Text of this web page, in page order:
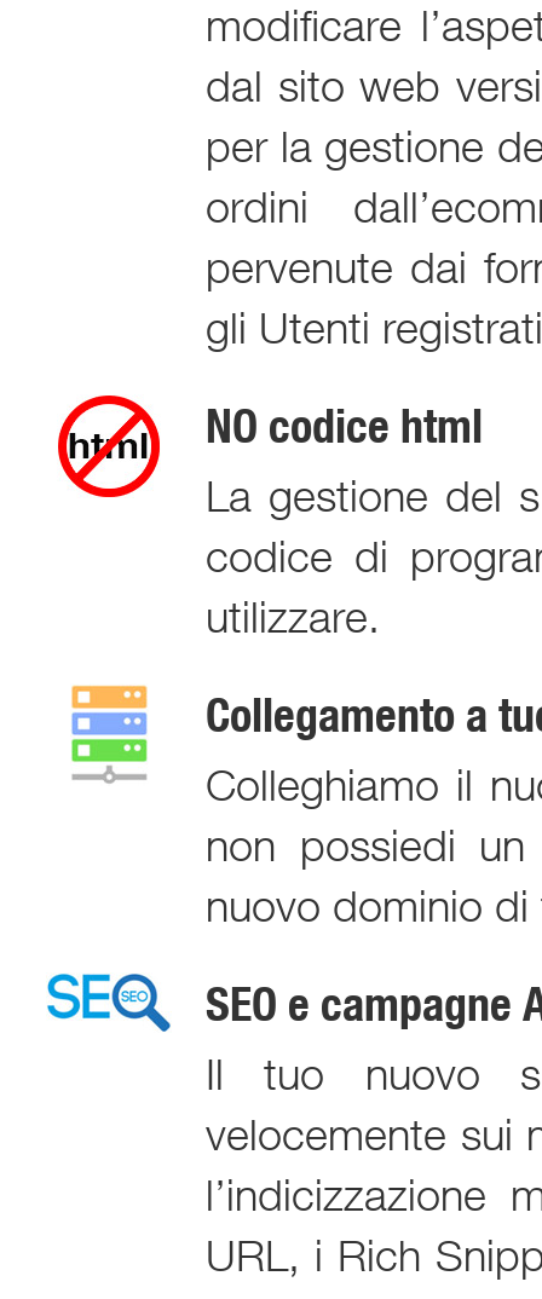
modificare
dal sito web
per la gestione
ordini
pervenute dai
gli Utenti
NO codice html
La gestione del
codice di
utilizzare.
Collegamento a
Colleghiamo il
non possiedi
nuovo dominio
SEO e campagne
Il tuo nuovo
velocemente sui
l’indicizzazione
URL, i Rich